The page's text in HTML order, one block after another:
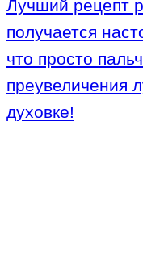
Лучший рецепт
получается
что просто
преувеличения
духовке!